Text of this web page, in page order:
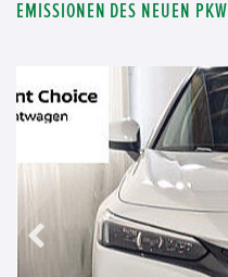
EMISSIONEN DES NEUEN PKW